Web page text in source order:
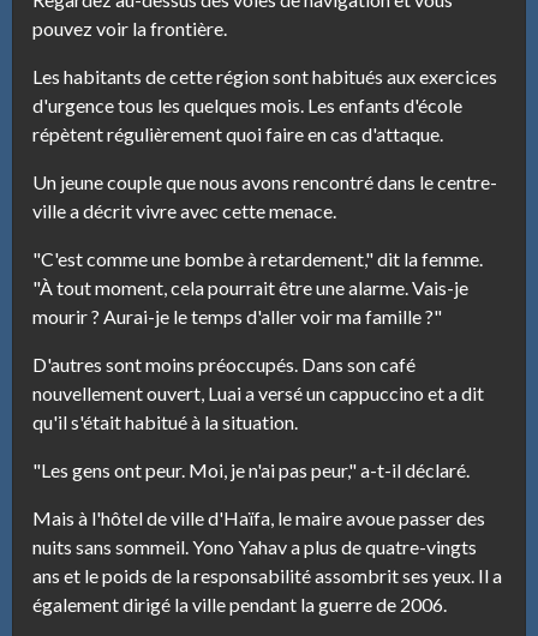
pouvez voir la frontière.
Les habitants de cette région sont habitués aux exercices
d'urgence tous les quelques mois. Les enfants d'école
répètent régulièrement quoi faire en cas d'attaque.
Un jeune couple que nous avons rencontré dans le centre-
ville a décrit vivre avec cette menace.
"C'est comme une bombe à retardement," dit la femme.
"À tout moment, cela pourrait être une alarme. Vais-je
mourir ? Aurai-je le temps d'aller voir ma famille ?"
D'autres sont moins préoccupés. Dans son café
nouvellement ouvert, Luai a versé un cappuccino et a dit
qu'il s'était habitué à la situation.
"Les gens ont peur. Moi, je n'ai pas peur," a-t-il déclaré.
Mais à l'hôtel de ville d'Haïfa, le maire avoue passer des
nuits sans sommeil. Yono Yahav a plus de quatre-vingts
ans et le poids de la responsabilité assombrit ses yeux. Il a
également dirigé la ville pendant la guerre de 2006.